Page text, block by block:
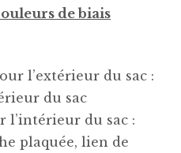
de biais
l’extérieur du sac :
du sac
l’intérieur du sac :
plaquée, lien de